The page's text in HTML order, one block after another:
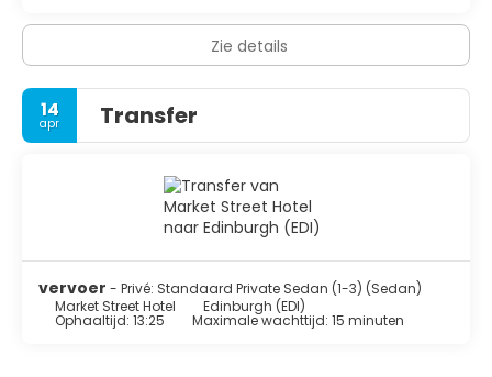
Zie details
14
apr Transfer
vervoer - Privé: Standaard Private Sedan (1-3) (Sedan)
Market Street Hotel
Edinburgh (EDI)
Ophaaltijd: 13:25 Maximale wachttijd: 15 minuten